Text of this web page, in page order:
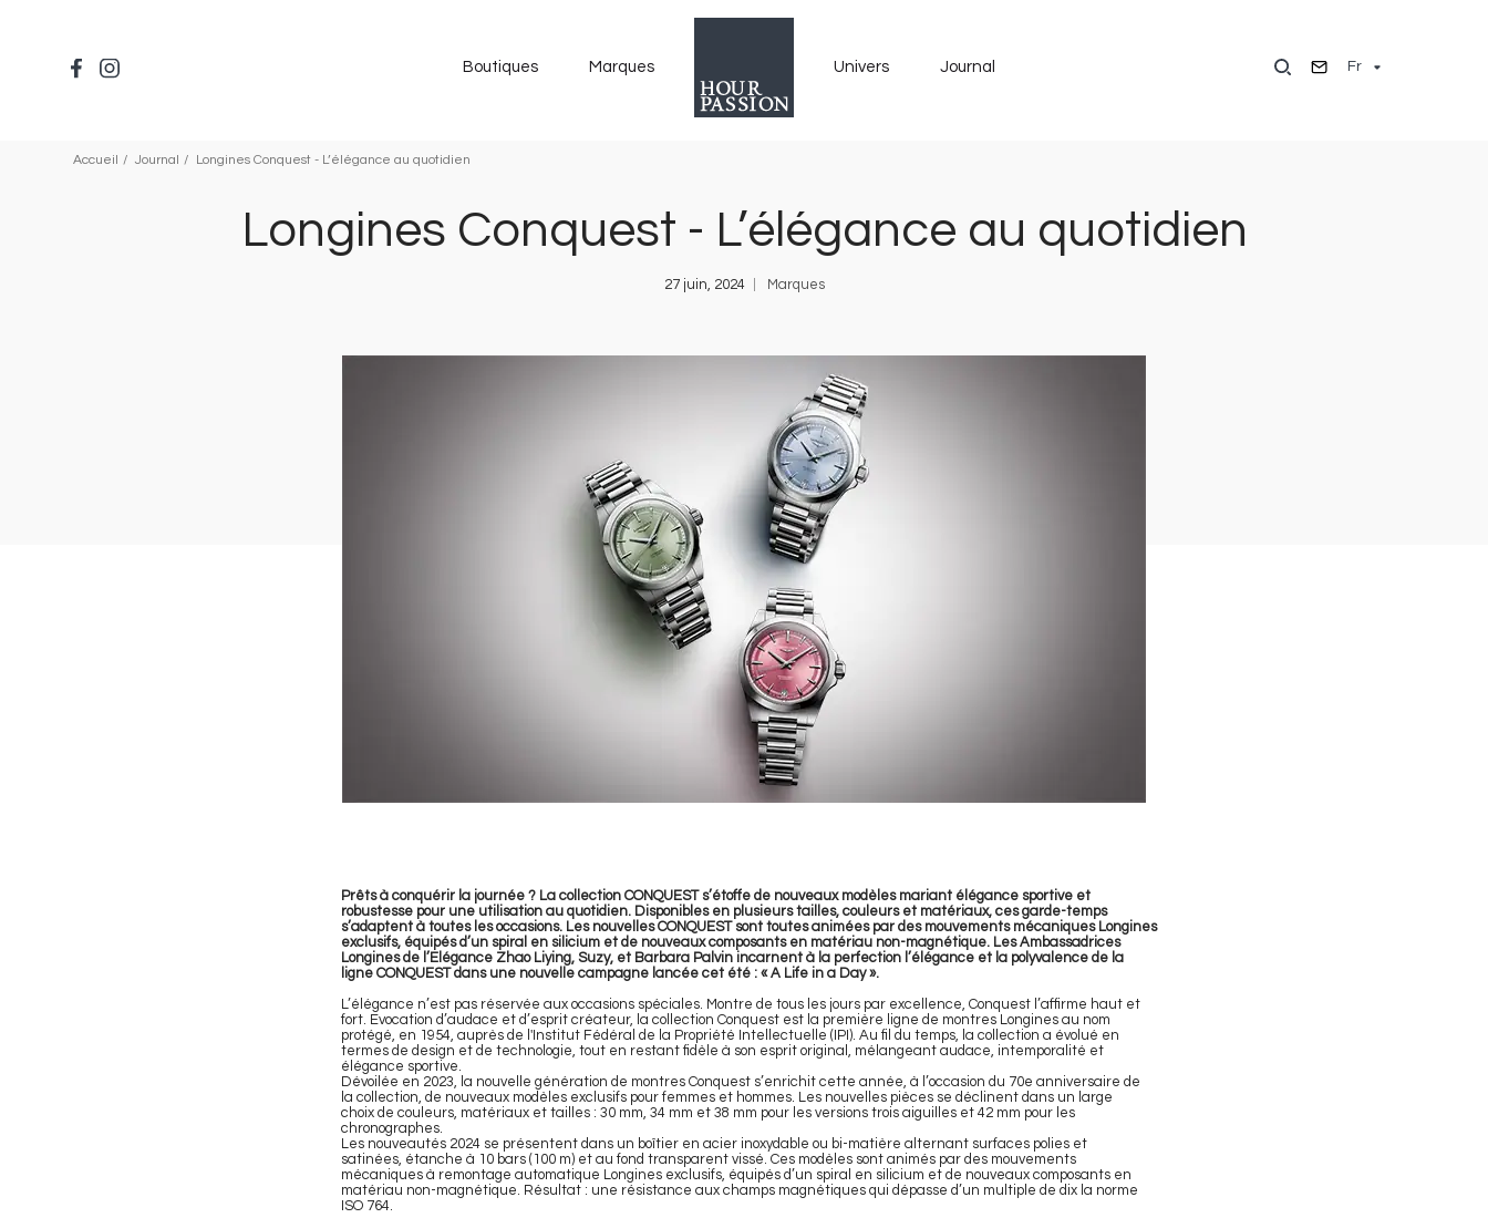
Fr
Boutiques Marques Univers Journal
Accueil Journal Longines Conquest - L’élégance au quotidien
Longines Conquest - L’élégance au quotidien
27 juin, 2024 Marques
Prêts à conquérir la journée ? La collection CONQUEST s’étoffe de nouveaux modèles mariant élégance sportive et
robustesse pour une utilisation au quotidien. Disponibles en plusieurs tailles, couleurs et matériaux, ces garde-temps
s’adaptent à toutes les occasions. Les nouvelles CONQUEST sont toutes animées par des mouvements mécaniques Longines
exclusifs, équipés d’un spiral en silicium et de nouveaux composants en matériau non-magnétique. Les Ambassadrices
Longines de l’Elégance Zhao Liying, Suzy, et Barbara Palvin incarnent à la perfection l’élégance et la polyvalence de la
ligne CONQUEST dans une nouvelle campagne lancée cet été : « A Life in a Day ».
L’élégance n’est pas réservée aux occasions spéciales. Montre de tous les jours par excellence, Conquest l’affirme haut et
fort. Evocation d’audace et d’esprit créateur, la collection Conquest est la première ligne de montres Longines au nom
protégé, en 1954, auprès de l'Institut Fédéral de la Propriété Intellectuelle (IPI). Au fil du temps, la collection a évolué en
termes de design et de technologie, tout en restant fidèle à son esprit original, mélangeant audace, intemporalité et
élégance sportive.
Dévoilée en 2023, la nouvelle génération de montres Conquest s’enrichit cette année, à l’occasion du 70e anniversaire de
la collection, de nouveaux modèles exclusifs pour femmes et hommes. Les nouvelles pièces se déclinent dans un large
choix de couleurs, matériaux et tailles : 30 mm, 34 mm et 38 mm pour les versions trois aiguilles et 42 mm pour les
chronographes.
Les nouveautés 2024 se présentent dans un boîtier en acier inoxydable ou bi-matière alternant surfaces polies et
satinées, étanche à 10 bars (100 m) et au fond transparent vissé. Ces modèles sont animés par des mouvements
mécaniques à remontage automatique Longines exclusifs, équipés d’un spiral en silicium et de nouveaux composants en
matériau non-magnétique. Résultat : une résistance aux champs magnétiques qui dépasse d’un multiple de dix la norme
ISO 764.